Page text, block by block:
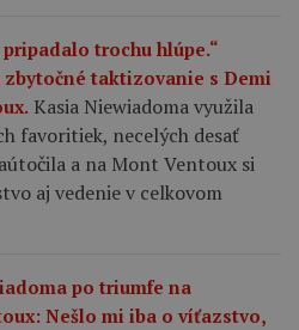
trochu hlúpe.“
taktizovanie s Demi
Kasia Niewiadoma využila
favoritiek, necelých desať
a na Mont Ventoux si
aj vedenie v celkovom
po triumfe na
Nešlo mi iba o víťazstvo,